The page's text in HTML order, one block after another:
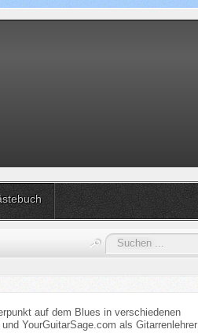
Suchen
...
auf dem Blues in verschiedenen
YourGuitarSage.com als Gitarrenlehrer